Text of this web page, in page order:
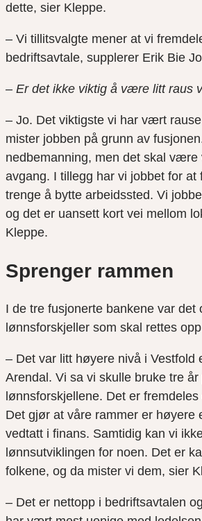
dette, sier Kleppe.
– Vi tillitsvalgte mener at vi
bedriftsavtale, supplerer Erik Bie
– Er det ikke viktig å være litt raus
– Jo. Det viktigste vi har vært
mister jobben på grunn av
nedbemanning, men det skal være
avgang. I tillegg har vi jobbet for at
trenge å bytte arbeidssted. Vi
og det er uansett kort vei mellom
Kleppe.
Sprenger rammen
I de tre fusjonerte bankene var det
lønnsforskjeller som skal rettes
– Det var litt høyere nivå i Vestfold
Arendal. Vi sa vi skulle bruke tre
lønnsforskjellene. Det er
Det gjør at våre rammer er høyere
vedtatt i finans. Samtidig kan vi
lønnsutviklingen for noen. Det er
folkene, og da mister vi dem, sier
– Det er nettopp i bedriftsavtalen